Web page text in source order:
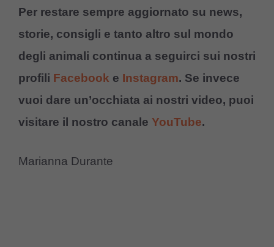
Per restare sempre aggiornato su news,
storie, consigli e tanto altro sul mondo
degli animali continua a seguirci sui nostri
profili Facebook e Instagram. Se invece
vuoi dare un’occhiata ai nostri video, puoi
visitare il nostro canale YouTube.
Marianna Durante